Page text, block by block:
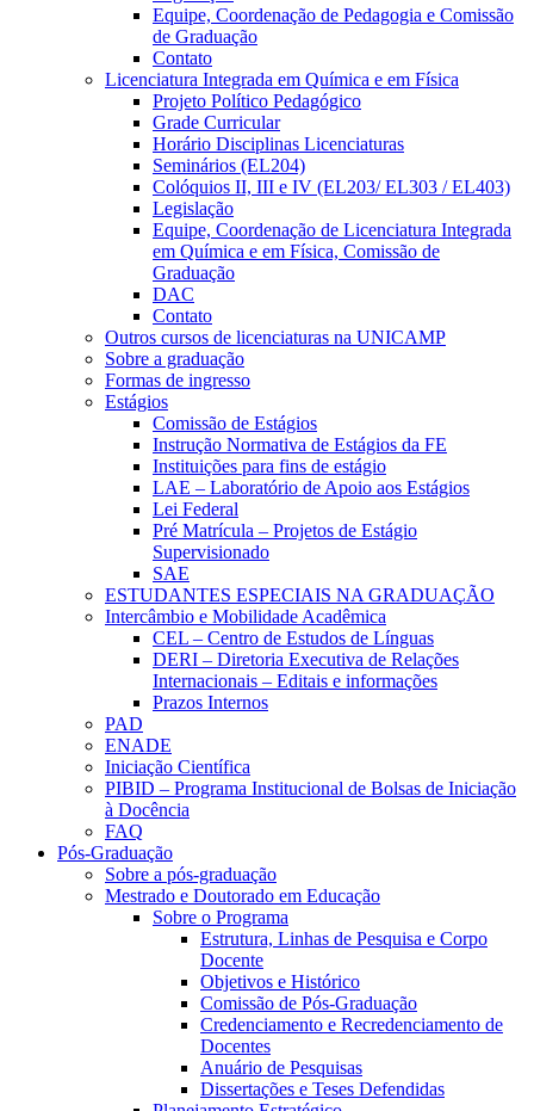
Equipe, Coordenação de Pedagogia e Comissão
de Graduação
Contato
Licenciatura Integrada em Química e em Física
Projeto Político Pedagógico
Grade Curricular
Horário Disciplinas Licenciaturas
Seminários (EL204)
Colóquios II, III e IV (EL203/ EL303 / EL403)
Legislação
Equipe, Coordenação de Licenciatura Integrada
em Química e em Física, Comissão de
Graduação
DAC
Contato
Outros cursos de licenciaturas na UNICAMP
Sobre a graduação
Formas de ingresso
Estágios
Comissão de Estágios
Instrução Normativa de Estágios da FE
Instituições para fins de estágio
LAE – Laboratório de Apoio aos Estágios
Lei Federal
Pré Matrícula – Projetos de Estágio
Supervisionado
SAE
ESTUDANTES ESPECIAIS NA GRADUAÇÃO
Intercâmbio e Mobilidade Acadêmica
CEL – Centro de Estudos de Línguas
DERI – Diretoria Executiva de Relações
Internacionais – Editais e informações
Prazos Internos
PAD
ENADE
Iniciação Científica
PIBID – Programa Institucional de Bolsas de Iniciação
à Docência
FAQ
Pós-Graduação
Sobre a pós-graduação
Mestrado e Doutorado em Educação
Sobre o Programa
Estrutura, Linhas de Pesquisa e Corpo
Docente
Objetivos e Histórico
Comissão de Pós-Graduação
Credenciamento e Recredenciamento de
Docentes
Anuário de Pesquisas
Dissertações e Teses Defendidas